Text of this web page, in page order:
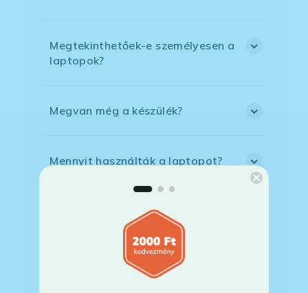
Megtekinthetőek-e személyesen a
laptopok?
Megvan még a készülék?
Mennyit használták a laptopot?
Az Önök által értékesített gépek
Mire vonatkozik a garancia?